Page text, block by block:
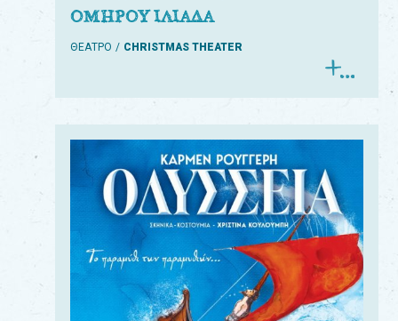
ΟΜΗΡΟΥ ΙΛΙΑΔΑ
ΘΕΑΤΡΟ CHRISTMAS THEATER